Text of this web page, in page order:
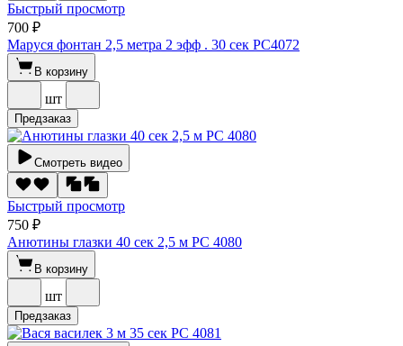
Быстрый просмотр
700 ₽
Маруся фонтан 2,5 метра 2 эфф . 30 сек РС4072
В корзину
шт
Предзаказ
Смотреть видео
Быстрый просмотр
750 ₽
Анютины глазки 40 сек 2,5 м РС 4080
В корзину
шт
Предзаказ